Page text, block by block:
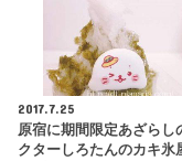
2017.7.25
原宿に期間限定あざらし
クターしろたんのカキ氷